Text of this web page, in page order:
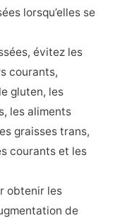
lorsqu’elles se
évitez les
courants,
gluten, les
les aliments
graisses trans,
courants et les
obtenir les
de